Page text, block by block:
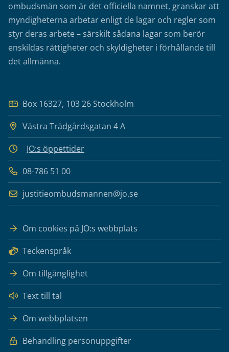
ombudsmän som är det officiella namnet, granskar att
myndigheterna arbetar enligt de lagar och regler som
styr deras arbete – särskilt sådana lagar som berör
enskildas rättigheter och skyldigheter i förhållande till
det allmänna.
Box 16327, 103 26 Stockholm
Västra Trädgårdsgatan 4 A
JO:s öppettider
08-786 51 00
justitieombudsmannen@jo.se
Om cookies på JO:s webbplats
Teckenspråk
Om tillgänglighet
Text till tal
Om webbplatsen
Behandling personuppgifter